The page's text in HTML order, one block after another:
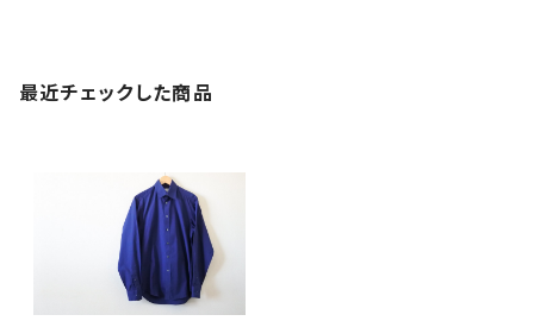
最近チェックした商品